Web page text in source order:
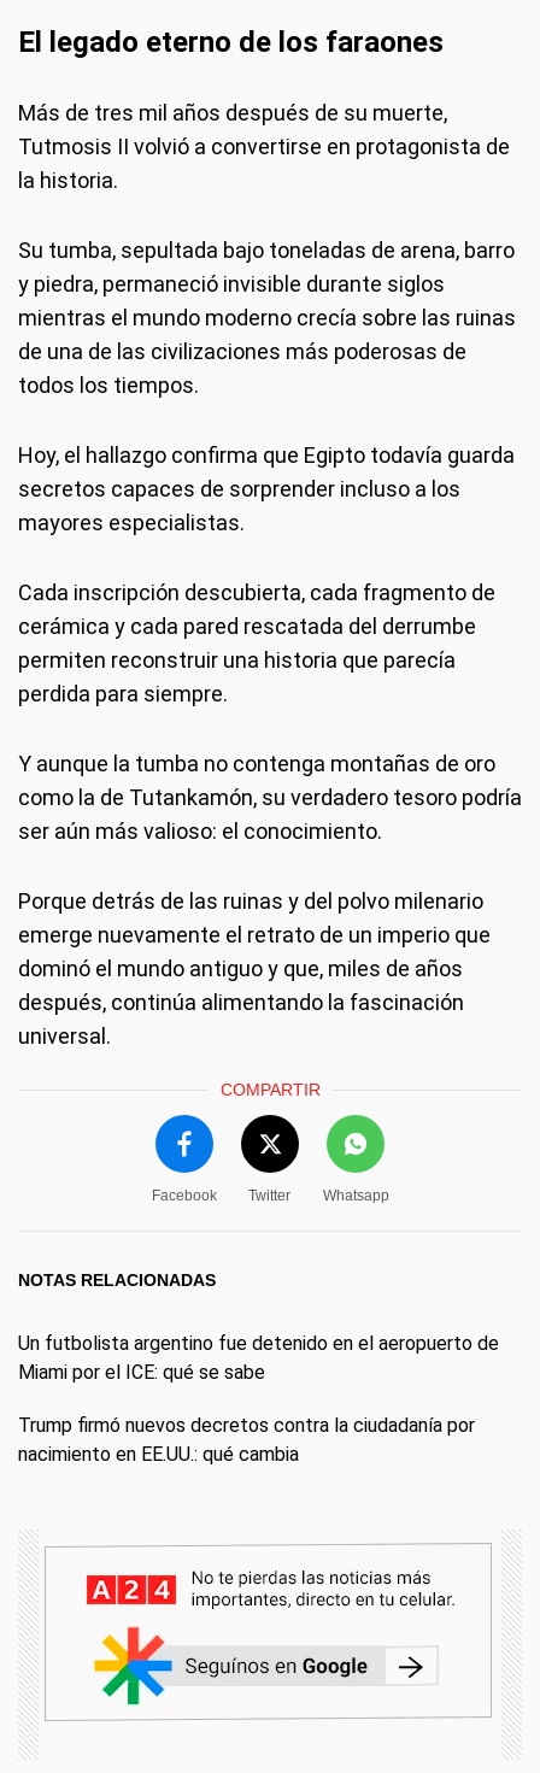
El legado eterno de los faraones
Más de tres mil años después de su muerte,
Tutmosis II volvió a convertirse en protagonista de
la historia.
Su tumba, sepultada bajo toneladas de arena, barro
y piedra, permaneció invisible durante siglos
mientras el mundo moderno crecía sobre las ruinas
de una de las civilizaciones más poderosas de
todos los tiempos.
Hoy, el hallazgo confirma que Egipto todavía guarda
secretos capaces de sorprender incluso a los
mayores especialistas.
Cada inscripción descubierta, cada fragmento de
cerámica y cada pared rescatada del derrumbe
permiten reconstruir una historia que parecía
perdida para siempre.
Y aunque la tumba no contenga montañas de oro
como la de Tutankamón, su verdadero tesoro podría
ser aún más valioso: el conocimiento.
Porque detrás de las ruinas y del polvo milenario
emerge nuevamente el retrato de un imperio que
dominó el mundo antiguo y que, miles de años
después, continúa alimentando la fascinación
universal.
COMPARTIR
Facebook Twitter Whatsapp
NOTAS RELACIONADAS
Un futbolista argentino fue detenido en el aeropuerto de
Miami por el ICE: qué se sabe
Trump firmó nuevos decretos contra la ciudadanía por
nacimiento en EE.UU.: qué cambia